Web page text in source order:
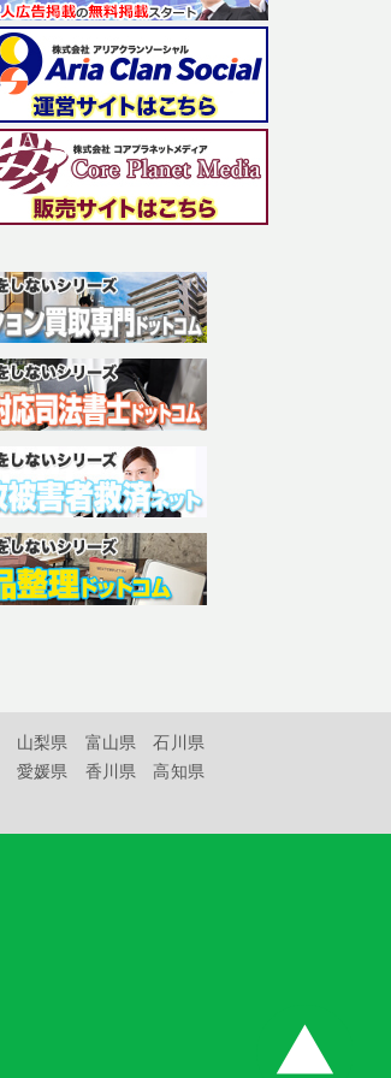
山梨県 富山県
石川県
愛媛県 香川県
高知県